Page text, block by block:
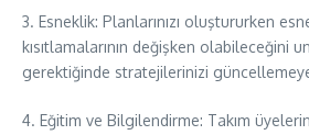
3. Esneklik: Planlarınızı oluştururken
kısıtlamalarının değişken olabileceğini
gerektiğinde stratejilerinizi
4. Eğitim ve Bilgilendirme: Takım